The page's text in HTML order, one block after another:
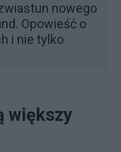
nowego
Opowieść o
i nie tylko
większy